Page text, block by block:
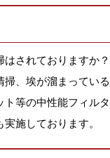
されておりますか？
、埃が溜まってい
等の中性能フィル
施しております。